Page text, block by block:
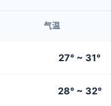
气温
27° ~ 31°
28° ~ 32°